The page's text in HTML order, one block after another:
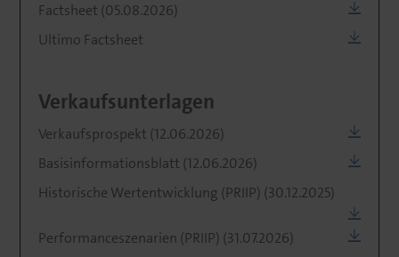
Factsheet (05.08.2026)
Ultimo Factsheet
Verkaufsunterlagen
Verkaufsprospekt (12.06.2026)
Basisinformationsblatt (12.06.2026)
Historische Wertentwicklung (PRIIP) (30.12.2025)
Performanceszenarien (PRIIP) (31.07.2026)